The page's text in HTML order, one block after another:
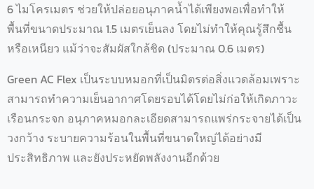
6 ไมโครเมตร ช่วยให้ปล่อยอนุภาคน้ำได้เพียงพอเพื่อทำให้
พื้นที่ขนาดประมาณ 1.5 เมตรเย็นลง โดยไม่ทำให้คุณรู้สึกชื้น
หรือเหนียว แม้ว่าจะสัมผัสใกล้ชิด (ประมาณ 0.6 เมตร)
Green AC Flex เป็นระบบหมอกที่เป็นมิตรต่อสิ่งแวดล้อมเพราะ
สามารถทำความเย็นอากาศโดยรอบได้โดยไม่ก่อให้เกิดภาวะ
เรือนกระจก อนุภาคหมอกละเอียดสามารถแพร่กระจายได้เป็น
วงกว้าง ระบายความร้อนในพื้นที่ขนาดใหญ่ได้อย่างมี
ประสิทธิภาพ และยังประหยัดพลังงานอีกด้วย